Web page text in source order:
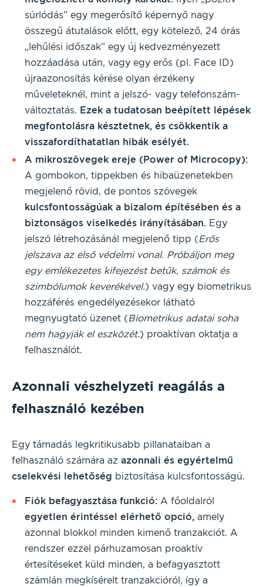
súrlódás” egy megerősítő képernyő nagy
összegű átutalások előtt, egy kötelező, 24 órás
„lehűlési időszak” egy új kedvezményezett
hozzáadása után, vagy egy erős (pl. Face ID)
újraazonosítás kérése olyan érzékeny
műveleteknél, mint a jelszó- vagy telefonszám-
változtatás. Ezek a tudatosan beépített lépések
megfontolásra késztetnek, és csökkentik a
visszafordíthatatlan hibák esélyét.
A mikroszövegek ereje (Power of Microcopy):
A gombokon, tippekben és hibaüzenetekben
megjelenő rövid, de pontos szövegek
kulcsfontosságúak a bizalom építésében és a
biztonságos viselkedés irányításában. Egy
jelszó létrehozásánál megjelenő tipp (Erős
jelszava az első védelmi vonal. Próbáljon meg
egy emlékezetes kifejezést betűk, számok és
szimbólumok keverékével.) vagy egy biometrikus
hozzáférés engedélyezésekor látható
megnyugtató üzenet (Biometrikus adatai soha
nem hagyják el eszközét.) proaktívan oktatja a
felhasználót.
Azonnali vészhelyzeti reagálás a
felhasználó kezében
Egy támadás legkritikusabb pillanataiban a
felhasználó számára az azonnali és egyértelmű
cselekvési lehetőség biztosítása kulcsfontosságú.
Fiók befagyasztása funkció: A főoldalról
egyetlen érintéssel elérhető opció, amely
azonnal blokkol minden kimenő tranzakciót. A
rendszer ezzel párhuzamosan proaktív
értesítéseket küld minden, a befagyasztott
számlán megkísérelt tranzakcióról, így a